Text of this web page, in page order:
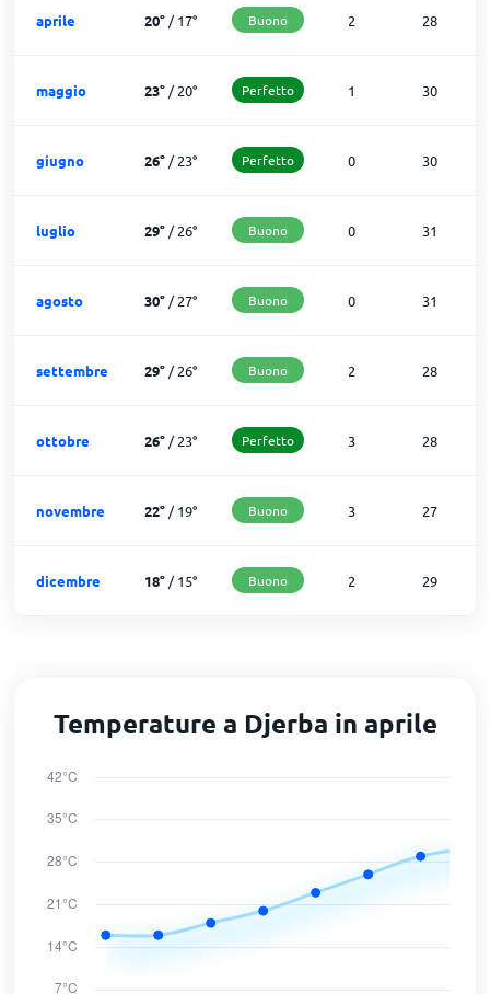
aprile 20°/17° Buono 2 28
maggio 23°/20° Perfetto 1 30
giugno 26°/23° Perfetto 0 30
luglio 29°/26° Buono 0 31
agosto 30°/27° Buono 0 31
settembre 29°/26° Buono 2 28
ottobre 26°/23° Perfetto 3 28
novembre 22°/19° Buono 3 27
dicembre 18°/15° Buono 2 29
Temperature a Djerba in aprile